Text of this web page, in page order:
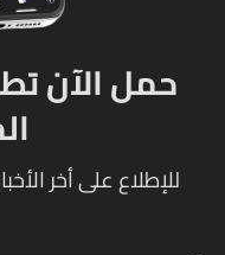
للإطلاع على أخر